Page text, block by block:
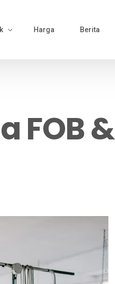
Polo
Harga Berita
FOB &